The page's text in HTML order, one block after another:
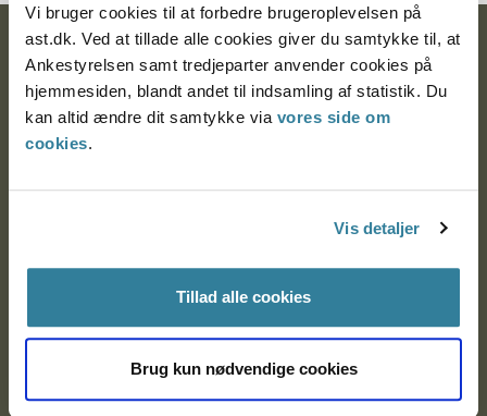
Vi bruger cookies til at forbedre brugeroplevelsen på
ast.dk. Ved at tillade alle cookies giver du samtykke til, at
Ankestyrelsen samt tredjeparter anvender cookies på
hjemmesiden, blandt andet til indsamling af statistik. Du
kan altid ændre dit samtykke via vores side om
cookies.
Vis detaljer
Tillad alle cookies
Brug kun nødvendige cookies
Ankestyrelsen
Postadresse:
Nytorv 7, 2. sal
EAN: 57 98 000 35 48 21